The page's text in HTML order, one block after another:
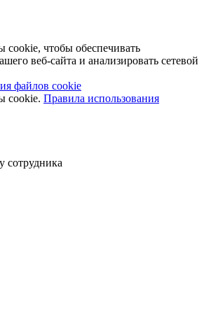
чтобы обеспечивать
веб-сайта и анализировать сетевой
файлов cookie
cookie. Правила использования
сотрудника